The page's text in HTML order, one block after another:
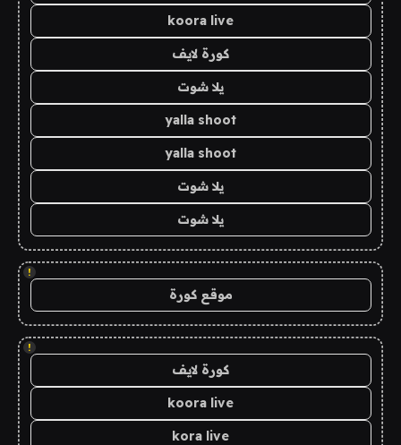
koora live
كورة لايف
يلا شوت
yalla shoot
yalla shoot
يلا شوت
يلا شوت
!
موقع كورة
!
كورة لايف
koora live
kora live